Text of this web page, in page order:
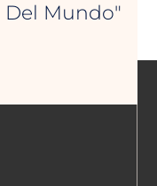
Del Mundo"